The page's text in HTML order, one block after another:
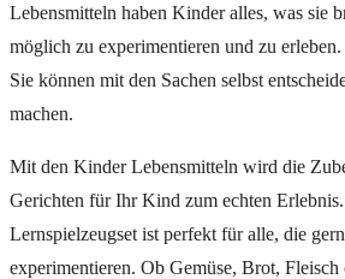
Lebensmitteln haben Kinder alles, was sie
möglich zu experimentieren und zu
Sie können mit den Sachen selbst
machen.
Mit den Kinder Lebensmitteln wird die
Gerichten für Ihr Kind zum echten
Lernspielzeugset ist perfekt für alle, die
experimentieren. Ob Gemüse, Brot,